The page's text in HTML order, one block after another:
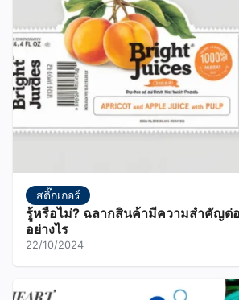
สติ๊กเกอร์
รู้หรือไม่? ฉลากสินค้ามีความสำคัญต่
อย่างไร
22/10/2024